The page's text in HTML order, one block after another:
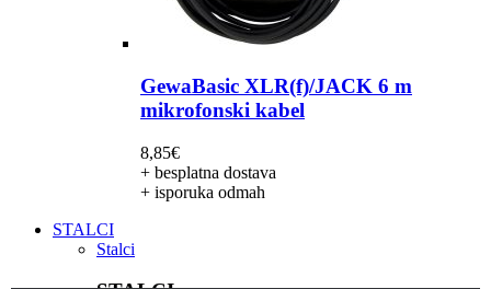
GewaBasic XLR(f)/JACK 6 m
mikrofonski kabel
8,85€
+ besplatna dostava
+ isporuka odmah
STALCI
Stalci